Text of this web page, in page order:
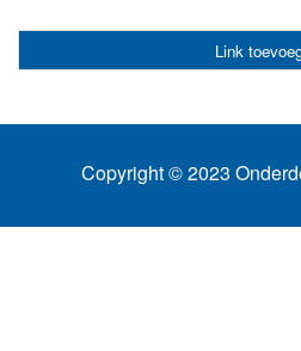
Link
Copyright © 2023